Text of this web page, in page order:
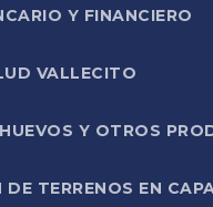
Y FINANCIERO
VALLECITO
Y OTROS
TERRENOS EN